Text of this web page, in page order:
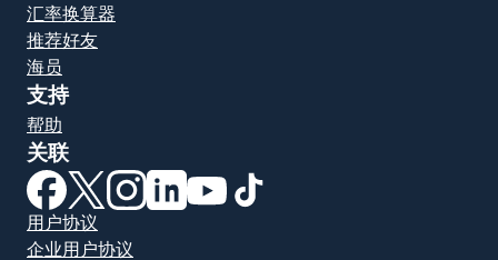
汇率换算器
推荐好友
海员
支持
帮助
关联
（在新窗口中打开）
（在新窗口中打开）
（在新窗口中打开）
（在新窗口中打开）
（在新窗口中打开）
用户协议
企业用户协议